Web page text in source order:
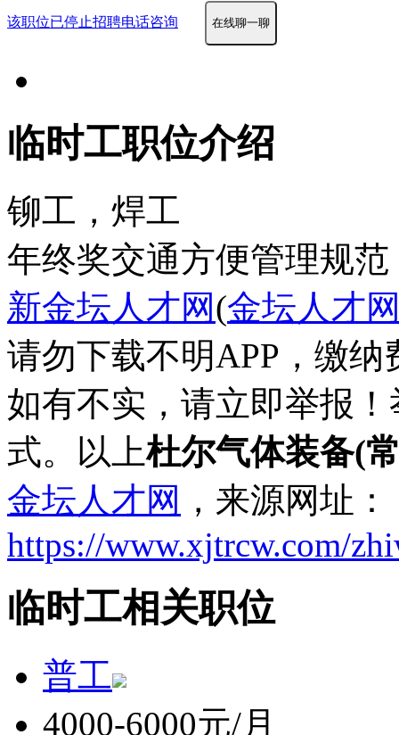
该职位已停止招聘电话咨询 在线聊一聊
临时工职位介绍
铆工，焊工
年终奖交通方便管理规范
新金坛人才网(金坛人才
请勿下载不明APP，缴
如有不实，请立即举报
式。以上杜尔气体装备(
金坛人才网 ，来源网址：
https://www.xjtrcw.com/
临时工相关职位
普工
4000-6000元/月